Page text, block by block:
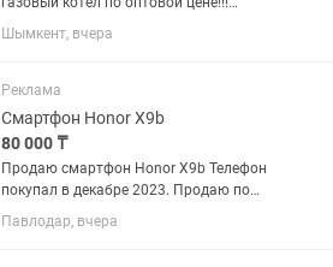
Общие характеристики Код товара:
152150983 Тип отопительного котла
классический Горелка газовая
Количество...
Шымкент, вчера
Реклама
Смартфон Honor X9b
80 000 ₸
Продаю смартфон Honor X9b Телефон
покупал в декабре 2023. Продаю по
причине того, что купил новый. У
телефона облезла кожа на задней
Павлодар, вчера